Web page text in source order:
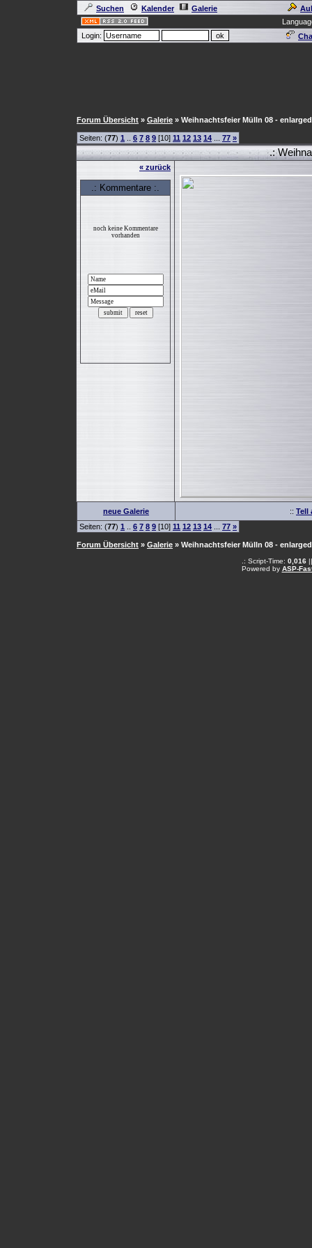
Suchen Kalender Galerie
Login:
Forum Übersicht » Galerie » Weihnachtsfeier Mülln 08 -
Seiten: (77) 1 6 7 8 9 [10] 11 12 13 14 77 »
.:
« zurück
.: Kommentare :.
neue Galerie :: Tell
Seiten: (77) 1 6 7 8 9 [10] 11 12 13 14 77 »
Forum Übersicht » Galerie » Weihnachtsfeier Mülln 08 -
.: Script-Time: 0,016||
Powered by ASP-